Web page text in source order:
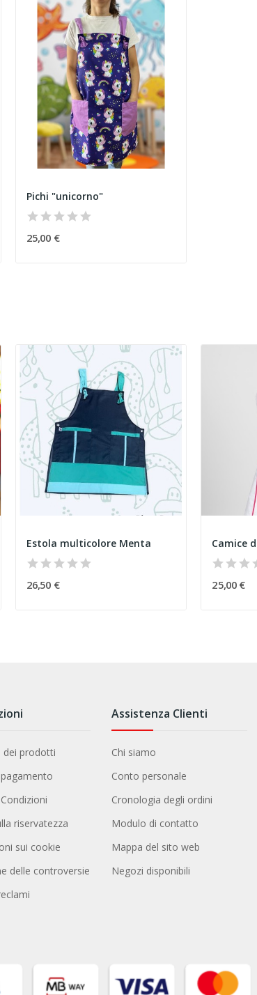
Pichi "unicorno"
25,00 €
Estola multicolore Menta
26,50 €
Camice
25,00 €
dei prodotti
riservatezza
sui cookie
delle controversie
Assistenza Clienti
Chi siamo
Conto personale
Cronologia degli ordini
Modulo di contatto
Mappa del sito web
Negozi disponibili